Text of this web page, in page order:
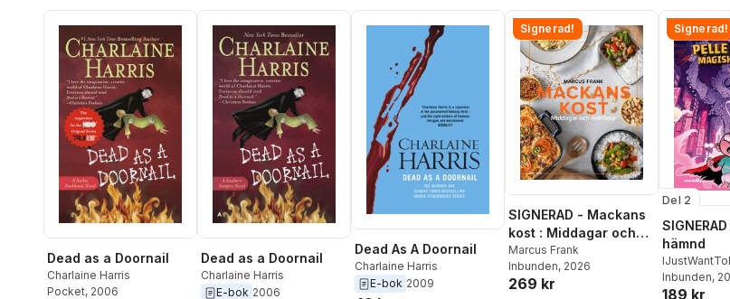
Dead as a Doornail
Charlaine Harris
Pocket, 2006
Dead as a Doornail
Charlaine Harris
E-bok 2006
Dead As A Doornail
Charlaine Harris
E-bok 2009
Signerad!
SIGNERAD - Mackans
kost : Middagar och
matlådor
Marcus Frank
Inbunden, 2026
269 kr
Signerad!
Del 2
hämnd
Adolphson,
Beer ,Victor
Inbunden,
189 kr